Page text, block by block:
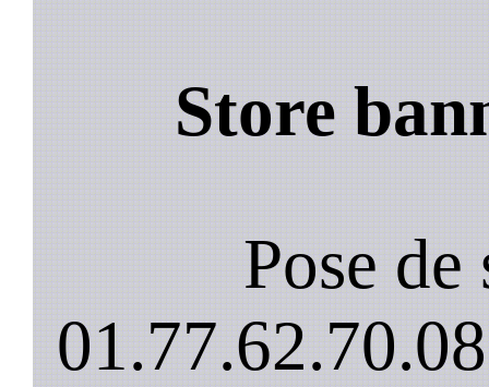
Store
Pose de